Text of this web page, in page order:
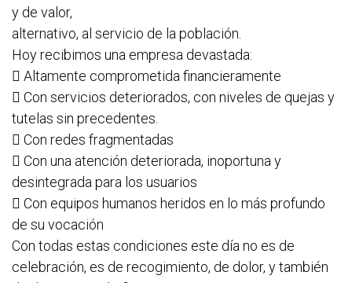
y de valor,
alternativo, al servicio de la población.
Hoy recibimos una empresa devastada:
 Altamente comprometida financieramente
 Con servicios deteriorados, con niveles de quejas y
tutelas sin precedentes.
 Con redes fragmentadas
 Con una atención deteriorada, inoportuna y
desintegrada para los usuarios
 Con equipos humanos heridos en lo más profundo
de su vocación
Con todas estas condiciones este día no es de
celebración, es de recogimiento, de dolor, y también